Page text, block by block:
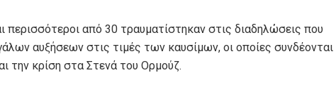
από 30 τραυματίστηκαν στις διαδηλώσεις που
αυξήσεων στις τιμές των καυσίμων, οι οποίες συνδέονται
την κρίση στα Στενά του Ορμούζ.